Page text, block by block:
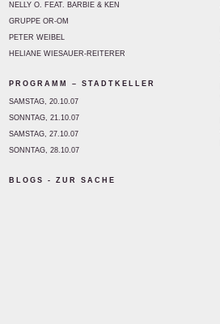
NELLY O. FEAT. BARBIE & KEN
GRUPPE OR-OM
PETER WEIBEL
HELIANE WIESAUER-REITERER
PROGRAMM – STADTKELLER
SAMSTAG, 20.10.07
SONNTAG, 21.10.07
SAMSTAG, 27.10.07
SONNTAG, 28.10.07
BLOGS - ZUR SACHE